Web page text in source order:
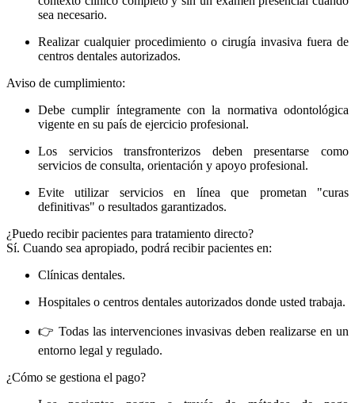
sea necesario.
Realizar cualquier procedimiento o cirugía invasiva fuera de
centros dentales autorizados.
Aviso de cumplimiento:
Debe cumplir íntegramente con la normativa odontológica
vigente en su país de ejercicio profesional.
Los servicios transfronterizos deben presentarse como
servicios de consulta, orientación y apoyo profesional.
Evite utilizar servicios en línea que prometan "curas
definitivas" o resultados garantizados.
¿Puedo recibir pacientes para tratamiento directo?
Sí. Cuando sea apropiado, podrá recibir pacientes en:
Clínicas dentales.
Hospitales o centros dentales autorizados donde usted trabaja.
👉 Todas las intervenciones invasivas deben realizarse en un
entorno legal y regulado.
¿Cómo se gestiona el pago?